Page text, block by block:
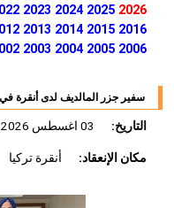
2026
2025
2024
2023
2022
2016
2015
2014
2013
2012
2006
2005
2004
2003
2002
سفير جزر المالديف لدى أنقرة في
التاريخ:
مكان الإنعقاد:
أنقرة تركيا